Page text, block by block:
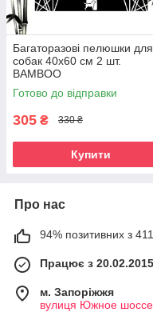
Багаторазові пелюшки для
собак 40х60 см 2 шт.
BAMBOO
Готово до відправки
305 ₴ 330 ₴
Купити
Про нас
94% позитивних з 411
Працює з 20.02.2015
м. Запоріжжя
вулиця Южное шоссе